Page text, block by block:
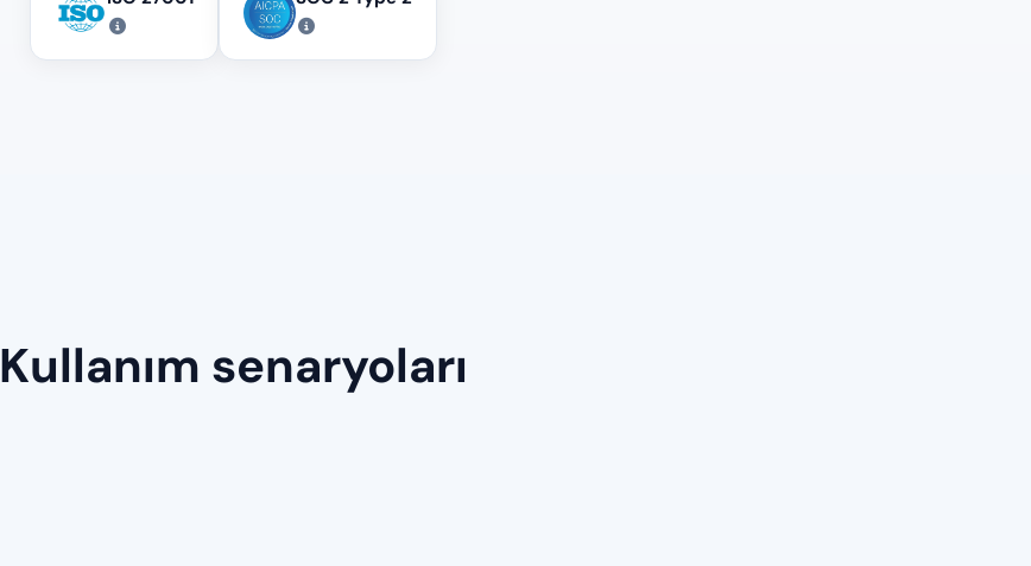
Kullanım senaryoları